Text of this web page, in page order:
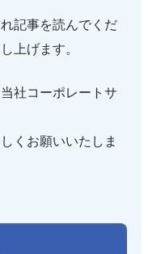
記事を読んでくだ
上げます。
社コーポレートサ
くお願いいたしま